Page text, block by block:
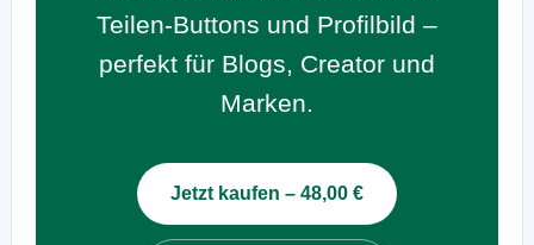
Teilen-Buttons und Profilbild –
perfekt für Blogs, Creator und
Marken.
Jetzt kaufen – 48,00 €